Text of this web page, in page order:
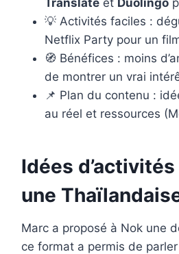
💡 Activités faciles :
Netflix Party pour un
🧭 Bénéfices : moins
de montrer un vrai
📌 Plan du contenu :
au réel et ressources
Idées
une
Marc a proposé à Nok une
ce format a permis de